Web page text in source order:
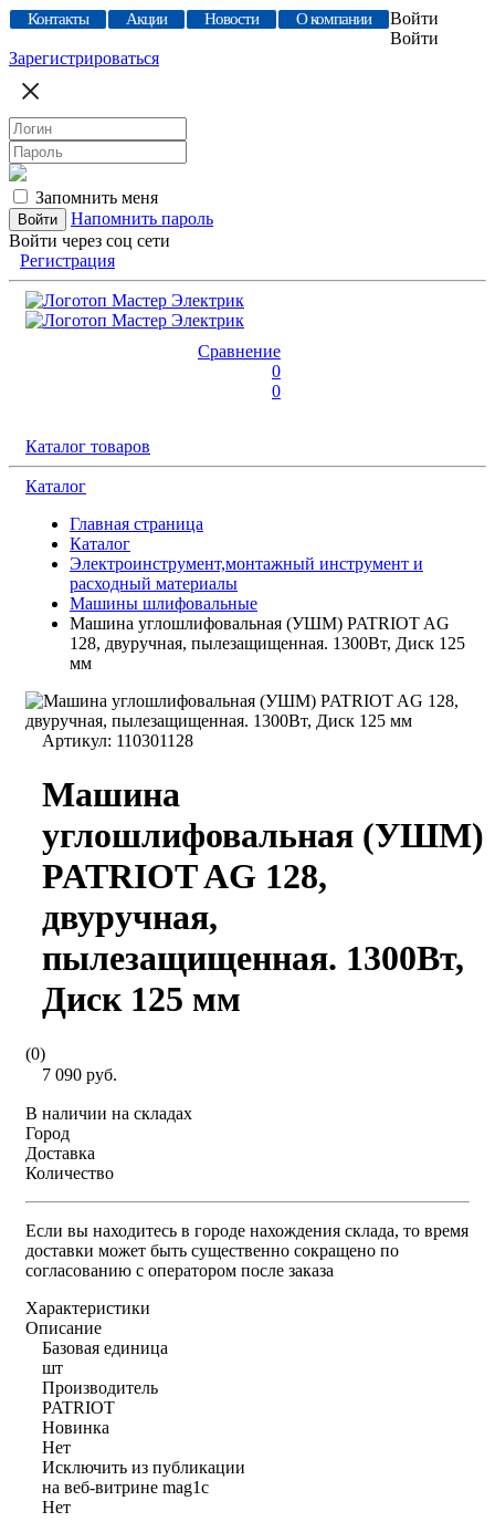
Контакты Акции Новости О компании
Войти
Войти
Зарегистрироваться
Запомнить меня
Напомнить пароль
Войти через соц сети
Регистрация
Сравнение
0
0
Каталог товаров
Каталог
Главная страница
Каталог
Электроинструмент,монтажный инструмент и
расходный материалы
Машины шлифовальные
Машина углошлифовальная (УШМ) PATRIOT AG
128, двуручная, пылезащищенная. 1300Вт, Диск 125
мм
Артикул: 110301128
Машина
углошлифовальная (УШМ)
PATRIOT AG 128,
двуручная,
пылезащищенная. 1300Вт,
Диск 125 мм
(0)
7 090 руб.
В наличии на складах
Город
Доставка
Количество
Если вы находитесь в городе нахождения склада, то время
доставки может быть существенно сокращено по
согласованию с оператором после заказа
Характеристики
Описание
Базовая единица
шт
Производитель
PATRIOT
Новинка
Нет
Исключить из публикации
на веб-витрине mag1c
Нет